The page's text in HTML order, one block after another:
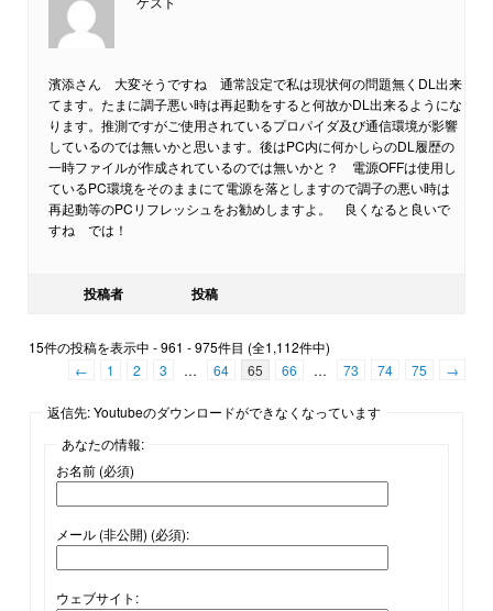
濱添さん 大変そうですね 通常設定で私は現状何の問題無くDL出来
てます。たまに調子悪い時は再起動をすると何故かDL出来るようにな
ります。推測ですがご使用されているプロパイダ及び通信環境が影響
しているのでは無いかと思います。後はPC内に何かしらのDL履歴の
一時ファイルが作成されているのでは無いかと？ 電源OFFは使用し
ているPC環境をそのままにて電源を落としますので調子の悪い時は
再起動等のPCリフレッシュをお勧めしますよ。 良くなると良いで
すね では！
投稿者 投稿
15件の投稿を表示中 - 961 - 975件目 (全1,112件中)
←
1 2 3 … 64 65 66 … 73 74 75 →
返信先: Youtubeのダウンロードができなくなっています
あなたの情報:
お名前 (必須)
メール (非公開) (必須):
ウェブサイト: